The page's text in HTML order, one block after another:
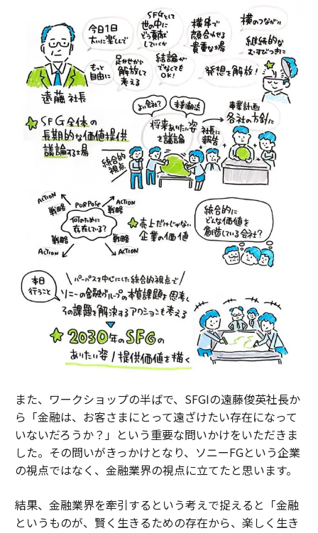
また、ワークショップの半ばで、SFGIの遠藤俊英社長か
ら「金融は、お客さまにとって遠ざけたい存在になって
いないだろうか？」という重要な問いかけをいただきま
した。その問いがきっかけとなり、ソニーFGという企業
の視点ではなく、金融業界の視点に立てたと思います。
結果、金融業界を牽引するという考えで捉えると「金融
というものが、賢く生きるための存在から、楽しく生き